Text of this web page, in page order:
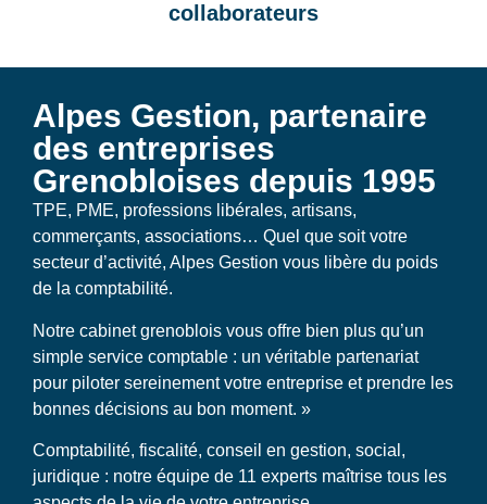
collaborateurs
Alpes Gestion, partenaire
des entreprises
Grenobloises depuis 1995
TPE, PME, professions libérales, artisans,
commerçants, associations… Quel que soit votre
secteur d’activité, Alpes Gestion vous libère du poids
de la comptabilité.
Notre cabinet grenoblois vous offre bien plus qu’un
simple service comptable : un véritable partenariat
pour piloter sereinement votre entreprise et prendre les
bonnes décisions au bon moment. »
Comptabilité, fiscalité, conseil en gestion, social,
juridique : notre équipe de 11 experts maîtrise tous les